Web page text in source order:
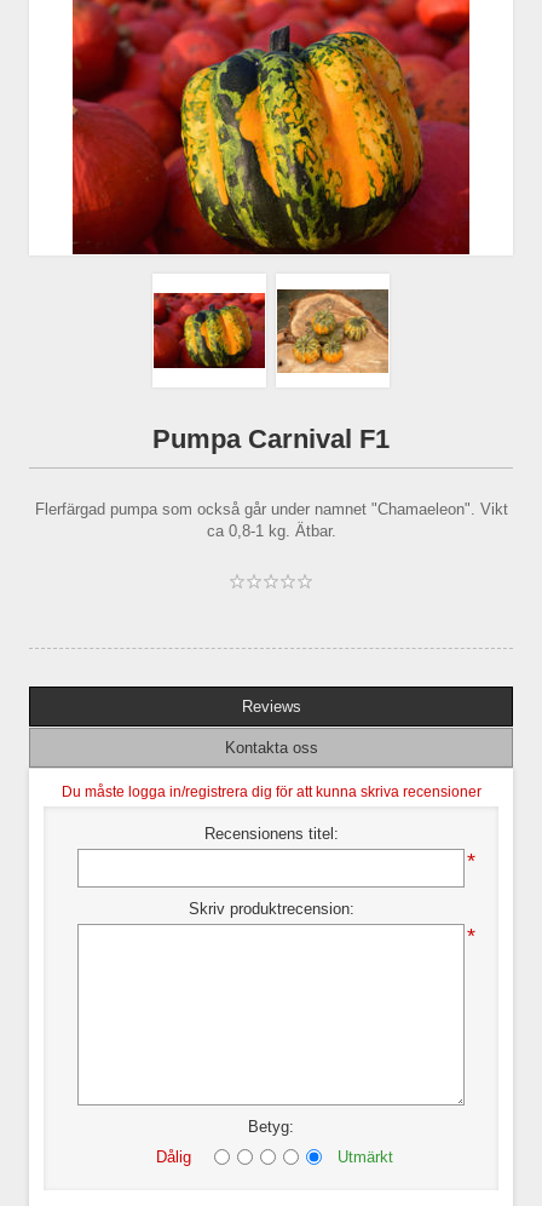
Pumpa Carnival F1
Flerfärgad pumpa som också går under namnet "Chamaeleon". Vikt
ca 0,8-1 kg. Ätbar.
Reviews
Kontakta oss
Du måste logga in/registrera dig för att kunna skriva recensioner
Recensionens titel:
*
Skriv produktrecension:
*
Betyg:
Dålig
Utmärkt